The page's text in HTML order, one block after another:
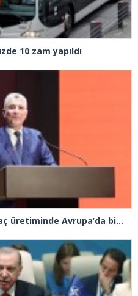
10 zam yapıldı
Bakan Bolat: “Hafif ticari araç üretiminde Avrupa’da birinci sıradayız”